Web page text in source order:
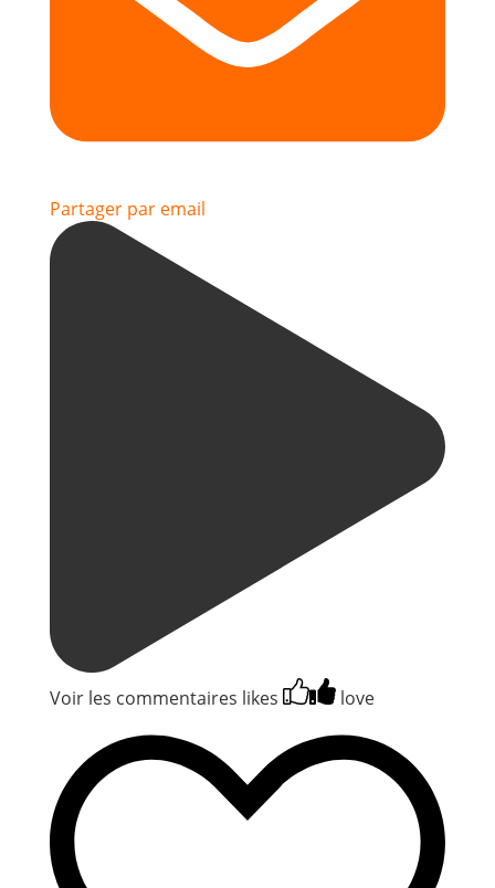
Partager par email
Voir les commentaires likes love